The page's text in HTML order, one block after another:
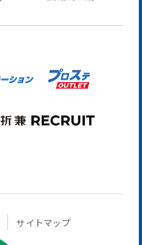
サイトマップ